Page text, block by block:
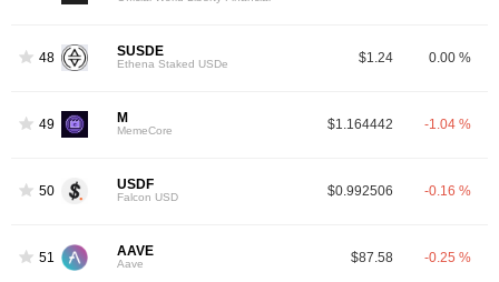
48 SUSDE
Ethena Staked USDe $1.24 0.00 %
49 M
MemeCore $1.164442 -1.04 %
50 USDF
Falcon USD $0.992506 -0.16 %
51 AAVE
Aave $87.58 -0.25 %